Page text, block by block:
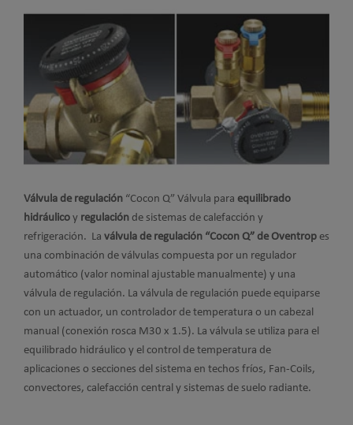
Válvula de regulación “Cocon Q” Válvula para equilibrado
hidráulico y regulación de sistemas de calefacción y
refrigeración. La válvula de regulación “Cocon Q” de Oventrop es
una combinación de válvulas compuesta por un regulador
automático (valor nominal ajustable manualmente) y una
válvula de regulación. La válvula de regulación puede equiparse
con un actuador, un controlador de temperatura o un cabezal
manual (conexión rosca M30 x 1.5). La válvula se utiliza para el
equilibrado hidráulico y el control de temperatura de
aplicaciones o secciones del sistema en techos fríos, Fan-Coils,
convectores, calefacción central y sistemas de suelo radiante.